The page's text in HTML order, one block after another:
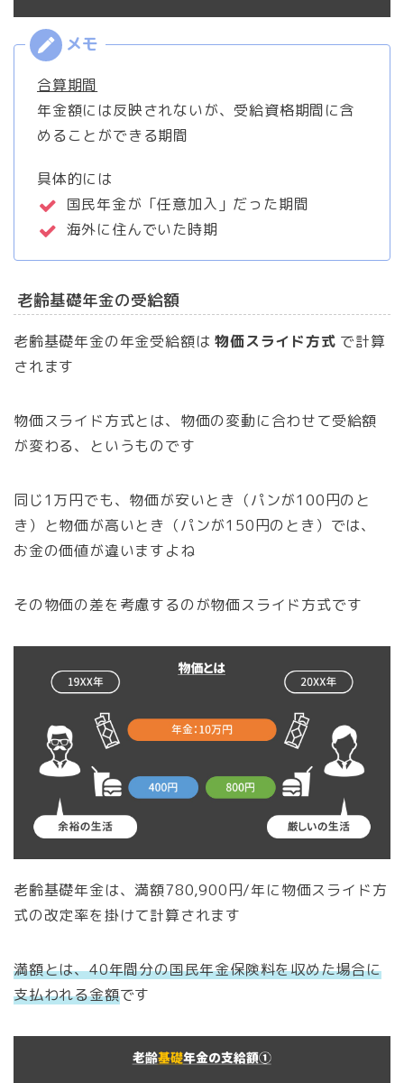
合算期間
年金額には反映されないが、受給資格期間に含
めることができる期間
具体的には
国民年金が「任意加入」だった期間
海外に住んでいた時期
老齢基礎年金の受給額
老齢基礎年金の年金受給額は物価スライド方式 で計算
されます
物価スライド方式とは、物価の変動に合わせて受給額
が変わる、というものです
同じ1万円でも、物価が安いとき（パンが100円のと
き）と物価が高いとき（パンが150円のとき）では、
お金の価値が違いますよね
その物価の差を考慮するのが物価スライド方式です
老齢基礎年金は、満額780,900円/年に物価スライド方
式の改定率を掛けて計算されます
満額とは、40年間分の国民年金保険料を収めた場合に
支払われる金額です